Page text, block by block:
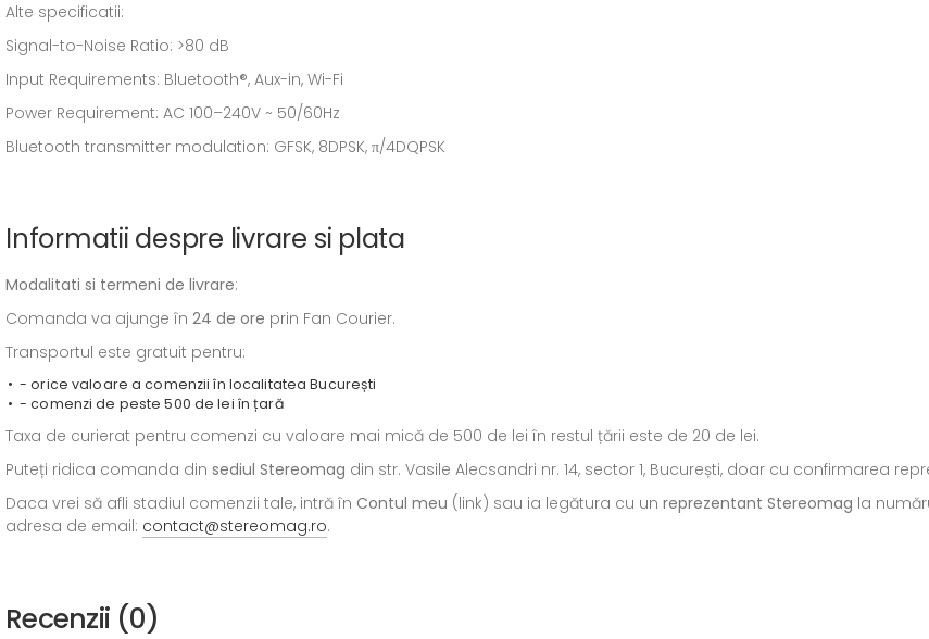
Alte specificatii:
Signal-to-Noise Ratio: >80 dB
Input Requirements: Bluetooth®, Aux-in, Wi-Fi
Power Requirement: AC 100–240V ~ 50/60Hz
Bluetooth transmitter modulation: GFSK, 8DPSK, π/4DQPSK
Informatii despre livrare si plata
Modalitati si termeni de livrare:
Comanda va ajunge în 24 de ore prin Fan Courier.
Transportul este gratuit pentru:
- orice valoare a comenzii în localitatea București
- comenzi de peste 500 de lei în țară
Taxa de curierat pentru comenzi cu valoare mai mică de 500 de lei în restul țării este de 20 de lei.
Puteți ridica comanda din sediul Stereomag din str. Vasile Alecsandri nr. 14, sector 1, București, doar cu confirmarea
Daca vrei să afli stadiul comenzii tale, intră în Contul meu (link) sau ia legătura cu un reprezentant Stereomag la
adresa de email: contact@stereomag.ro.
Recenzii (0)